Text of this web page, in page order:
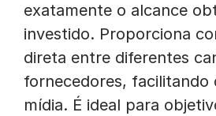
exatamente o alcance
investido. Proporciona
direta entre diferentes
fornecedores, facilitando
mídia. É ideal para